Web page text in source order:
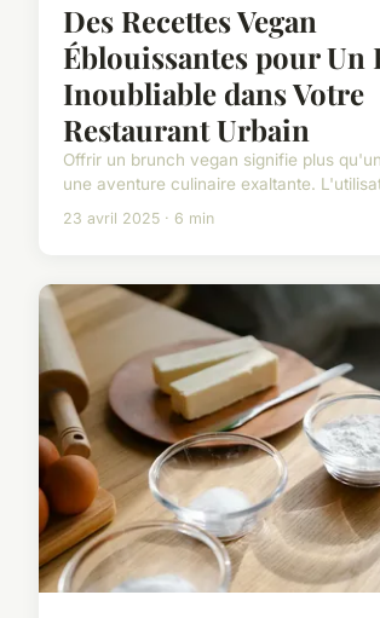
Des Recettes Vegan
Éblouissantes pour Un
Inoubliable dans Votre
Restaurant Urbain
Offrir un brunch vegan signifie plus
une aventure culinaire exaltante.
23 avril 2025 · 6 min